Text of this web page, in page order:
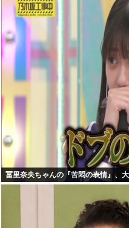
冨里奈央ちゃんの『苦悶の表情』、